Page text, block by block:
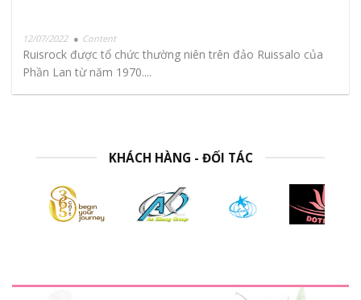
12/07/2022 Content
Ruisrock được tổ chức thường niên trên đảo Ruissalo của
Phần Lan từ năm 1970....
KHÁCH HÀNG - ĐỐI TÁC